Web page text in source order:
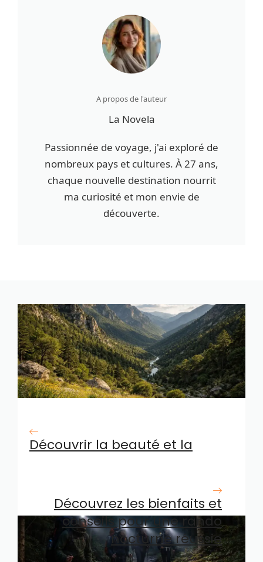
A propos de l'auteur
La Novela
Passionnée de voyage, j'ai exploré de
nombreux pays et cultures. À 27 ans,
chaque nouvelle destination nourrit
ma curiosité et mon envie de
découverte.
Découvrir la beauté et la
Découvrez les bienfaits et
conseils pour une rando
nocturne réussie